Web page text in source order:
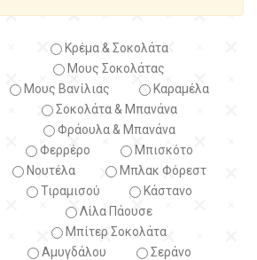
Κρέμα & Σοκολάτα
Μους Σοκολάτας
Μους Βανίλιας
Καραμέλα
Σοκολάτα & Μπανάνα
Φράουλα & Μπανάνα
Φερρέρο
Μπισκότο
Νουτέλα
Μπλακ Φόρεστ
Τιραμισού
Κάστανο
Λίλα Πάουσε
Μπίτερ Σοκολάτα
Αμυγδάλου
Σεράνο